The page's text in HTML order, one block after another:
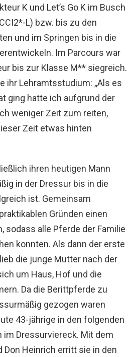
K und Let’s Go K im Busch
L) bzw. bis zu den
und im Springen bis in die
Im Parcours war
bis zur Klasse M** siegreich.
ihr Lehramtsstudium: ,,Als es
ging hatte ich aufgrund der
weniger Zeit zum reiten,
Zeit etwas hinten
ihren heutigen Mann
in der Dressur bis in die
ist. Gemeinsam
Gründen einen
sodass alle Pferde der Familie
konnten. Als dann der erste
die junge Mutter nach der
um Haus, Hof und die
Da die Berittpferde zu
gezogen waren
43-jährige in den folgenden
im Dressurviereck. Mit dem
Don Heinrich erritt sie in den